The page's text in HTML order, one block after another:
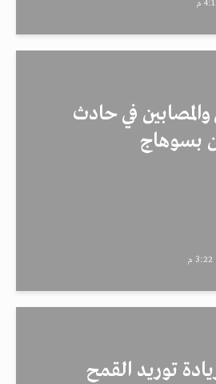
في حادث
بسوهاج
توريد القمح